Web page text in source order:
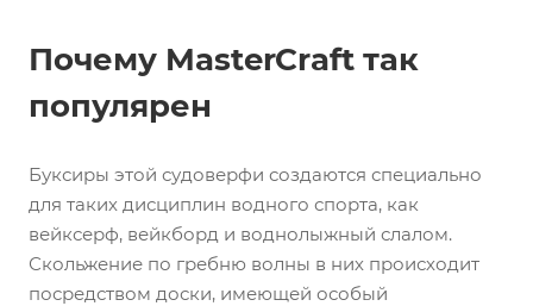
Почему MasterCraft так
популярен
Буксиры этой судоверфи создаются специально
для таких дисциплин водного спорта, как
вейксерф, вейкборд и воднолыжный слалом.
Скольжение по гребню волны в них происходит
посредством доски, имеющей особый